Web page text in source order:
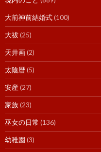
大前神前結婚式(100)
大祓(25)
天井画(2)
太陰暦(5)
安産(27)
家族(23)
巫女の日常 (136)
幼稚園 (3)